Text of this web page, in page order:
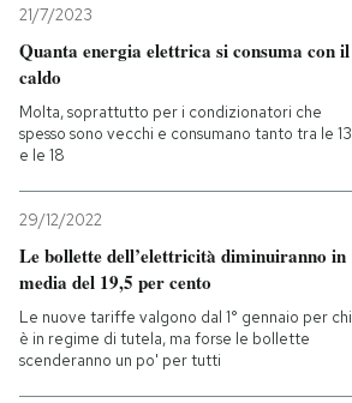
21/7/2023
Quanta energia elettrica si consuma con il
caldo
Molta, soprattutto per i condizionatori che
spesso sono vecchi e consumano tanto tra le 13
e le 18
29/12/2022
Le bollette dell’elettricità diminuiranno in
media del 19,5 per cento
Le nuove tariffe valgono dal 1° gennaio per chi
è in regime di tutela, ma forse le bollette
scenderanno un po' per tutti